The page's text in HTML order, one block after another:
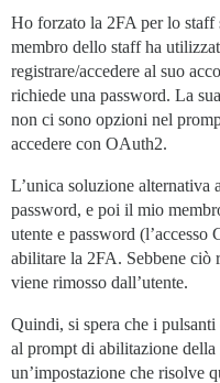
Ho forzato la 2FA per lo
membro dello staff ha
registrare/accedere al suo
richiede una password. La
non ci sono opzioni nel
accedere con OAuth2.
L’unica soluzione alternativa
password, e poi il mio
utente e password
abilitare la 2FA. Sebbene ciò
viene rimosso dall’utente.
Quindi, si spera che i
al prompt di abilitazione
un’impostazione che risolve